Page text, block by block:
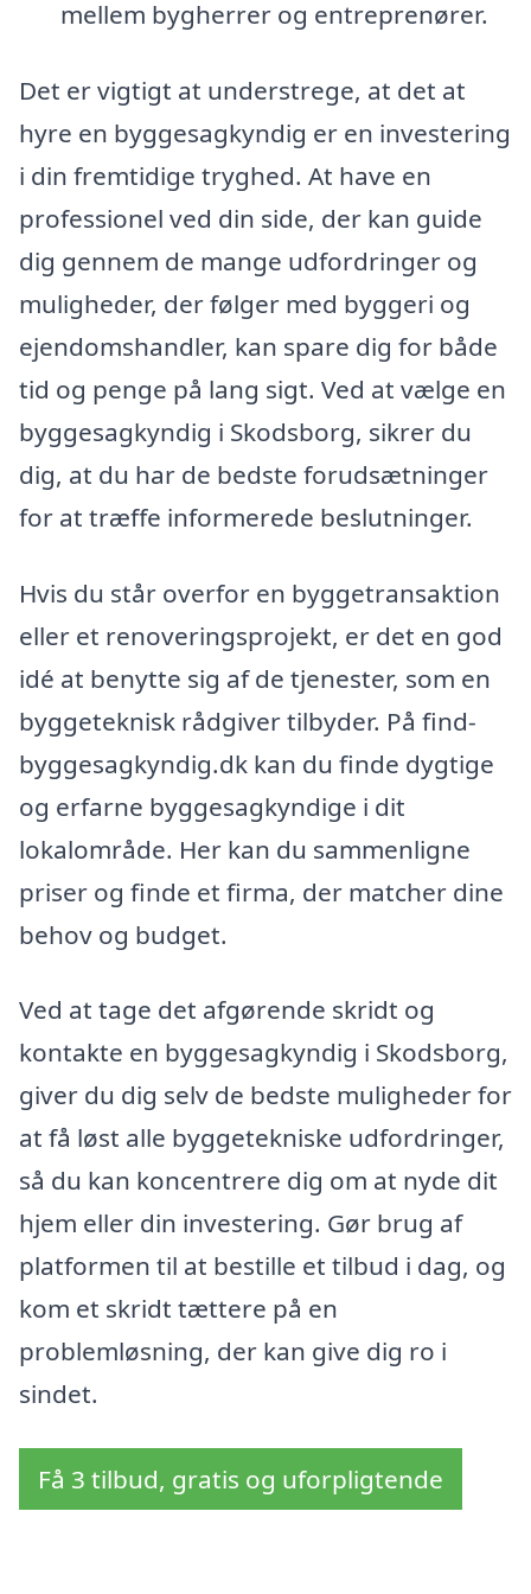
mellem bygherrer og entreprenører.
Det er vigtigt at understrege, at det at
hyre en byggesagkyndig er en investering
i din fremtidige tryghed. At have en
professionel ved din side, der kan guide
dig gennem de mange udfordringer og
muligheder, der følger med byggeri og
ejendomshandler, kan spare dig for både
tid og penge på lang sigt. Ved at vælge en
byggesagkyndig i Skodsborg, sikrer du
dig, at du har de bedste forudsætninger
for at træffe informerede beslutninger.
Hvis du står overfor en byggetransaktion
eller et renoveringsprojekt, er det en god
idé at benytte sig af de tjenester, som en
byggeteknisk rådgiver tilbyder. På find-
byggesagkyndig.dk kan du finde dygtige
og erfarne byggesagkyndige i dit
lokalområde. Her kan du sammenligne
priser og finde et firma, der matcher dine
behov og budget.
Ved at tage det afgørende skridt og
kontakte en byggesagkyndig i Skodsborg,
giver du dig selv de bedste muligheder for
at få løst alle byggetekniske udfordringer,
så du kan koncentrere dig om at nyde dit
hjem eller din investering. Gør brug af
platformen til at bestille et tilbud i dag, og
kom et skridt tættere på en
problemløsning, der kan give dig ro i
sindet.
Få 3 tilbud, gratis og uforpligtende